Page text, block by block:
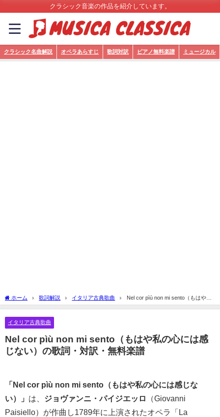
クラシック音楽の作品を紹介しています。
クラシック名曲解説 オペラあらすじ 歌詞対訳 ピアノ無料楽譜 ミュージカル
ホーム 歌詞解説 イタリア古典歌曲
Nel cor pìù non mi sento（もはや私
の心には感じない）の歌詞・対訳・無料楽譜
イタリア古典歌曲
Nel cor pìù non mi sento（もはや私の心には感
じない）の歌詞・対訳・無料楽譜
「Nel cor pìù non mi sento（もはや私の心には感じな
い）」 は、 ジョヴァンニ・パイジエッロ
（Giovanni
Paisiello）が作曲し1789年に上演されたオペラ「La